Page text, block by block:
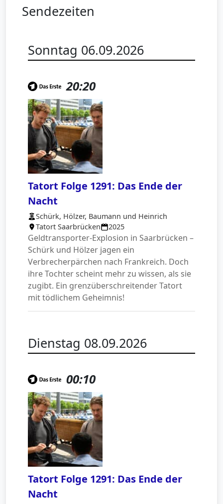
Sendezeiten
Sonntag 06.09.2026
20:20
Tatort Folge 1291: Das Ende der
Nacht
Schürk, Hölzer, Baumann und Heinrich
Tatort Saarbrücken
2025
Geldtransporter-Explosion in Saarbrücken –
Schürk und Hölzer jagen ein
Verbrecherpärchen nach Frankreich. Doch
ihre Tochter scheint mehr zu wissen, als sie
zugibt. Ein grenzüberschreitender Tatort
mit tödlichem Geheimnis!
Dienstag 08.09.2026
00:10
Tatort Folge 1291: Das Ende der
Nacht